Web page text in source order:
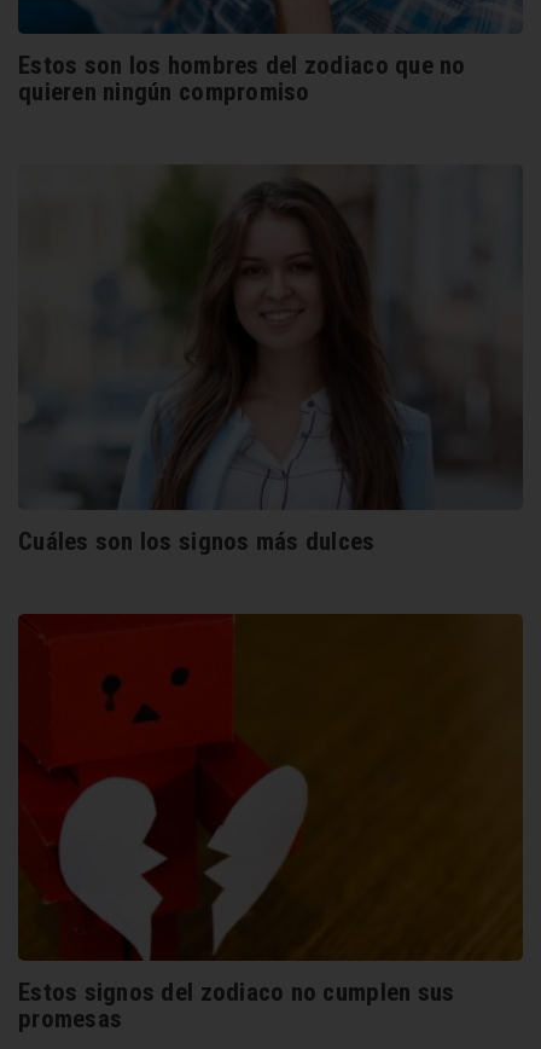
Estos son los hombres del zodiaco que no
quieren ningún compromiso
Cuáles son los signos más dulces
Estos signos del zodiaco no cumplen sus
promesas